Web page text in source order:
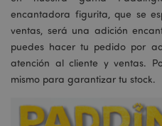
encantadora figurita, que se
ventas, será una adición
puedes hacer tu pedido por
atención al cliente y ventas.
mismo para garantizar tu stock.